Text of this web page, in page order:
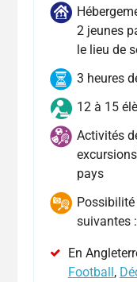
2 jeunes
le lieu de
3 heures
12 à 15
Activités
pays
suivantes :
En
Football,